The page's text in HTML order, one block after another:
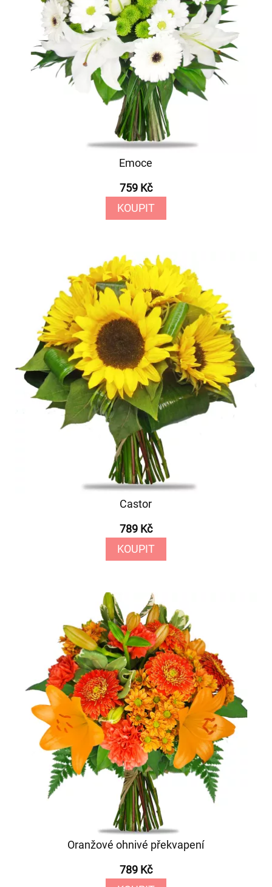
Emoce
759 Kč
KOUPIT
Castor
789 Kč
KOUPIT
Oranžové ohnivé překvapení
789 Kč